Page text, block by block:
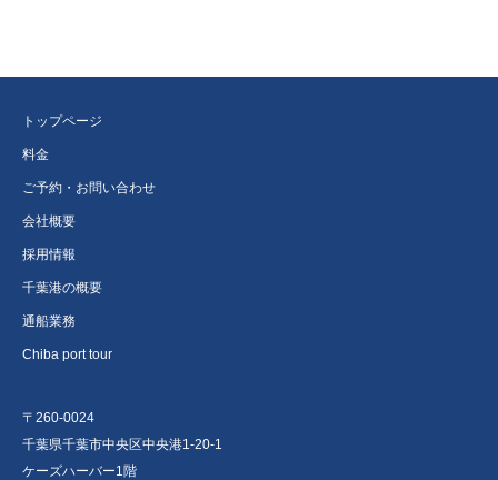
トップページ
料金
ご予約・お問い合わせ
会社概要
採用情報
千葉港の概要
通船業務
Chiba port tour
〒260-0024
千葉県千葉市中央区中央港1-20-1
ケーズハーバー1階